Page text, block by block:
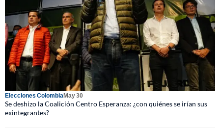
Elecciones ColombiaMay 30
Se deshizo la Coalición Centro Esperanza: ¿con quiénes se irían sus
exintegrantes?